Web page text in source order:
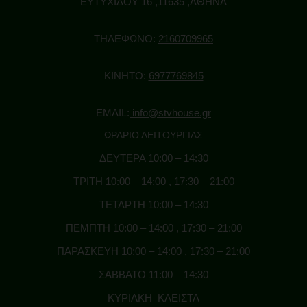
CBD GUMMIES & CAPSULES
ΠΡΩΤΕΙΝΕΣ ΚΑΝΝΑΒΗΣ
ΠΡΟΙΟΝΤΑ ΣΠΟΡΟΥ ΚΑΝΝΑΒΗΣ
ΠΟΤΑ – ΕΝΕΡΓΕΙΑΚΑ
ΑΞΕΣΟΥΑΡ
ΜΠΟΝΓΚ (BONG) & ΠΙΠΑΚΙΑ
GRINDERS
ΧΑΡΤΑΚΙΑ – ΤΖΙΒΑΝΕΣ
ΤΗΛΕΦΩΝΟ: 2160709965
ΚΙΝΗΤΟ: 6977769845
EMAIL: info@stvhouse.gr
ΩΡΑΡΙΟ ΛΕΙΤΟΥΡΓΙΑΣ
ΔΕΥΤΕΡΑ 10:00 – 14:30
ΤΡΙΤΗ 10:00 – 14:00 , 17:30 – 21:00
ΤΕΤΑΡΤΗ 10:00 – 14:30
ΠΕΜΠΤΗ 10:00 – 14:00 , 17:30 – 21:00
ΠΑΡΑΣΚΕΥΗ 10:00 – 14:00 , 17:30 – 21:00
ΣΑΒΒΑΤΟ 11:00 – 14:30
ΚΥΡΙΑΚΗ ΚΛΕΙΣΤΑ